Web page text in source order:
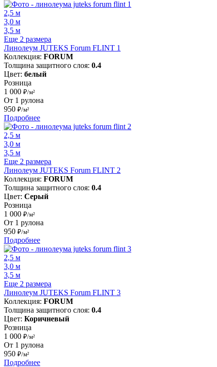
2,5 м
3,0 м
3,5 м
Еще 2 размера
Линолеум JUTEKS Forum FLINT 1
Коллекция: FORUM
Толщина защитного слоя: 0.4
Цвет: белый
Розница
1 000 ₽/м²
От 1 рулона
950 ₽/м²
Подробнее
2,5 м
3,0 м
3,5 м
Еще 2 размера
Линолеум JUTEKS Forum FLINT 2
Коллекция: FORUM
Толщина защитного слоя: 0.4
Цвет: Серый
Розница
1 000 ₽/м²
От 1 рулона
950 ₽/м²
Подробнее
2,5 м
3,0 м
3,5 м
Еще 2 размера
Линолеум JUTEKS Forum FLINT 3
Коллекция: FORUM
Толщина защитного слоя: 0.4
Цвет: Коричневый
Розница
1 000 ₽/м²
От 1 рулона
950 ₽/м²
Подробнее